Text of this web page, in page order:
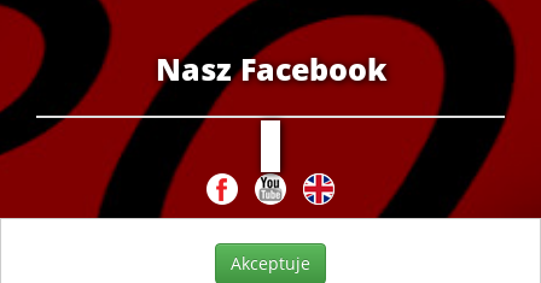
Nasz Facebook
Akceptuje